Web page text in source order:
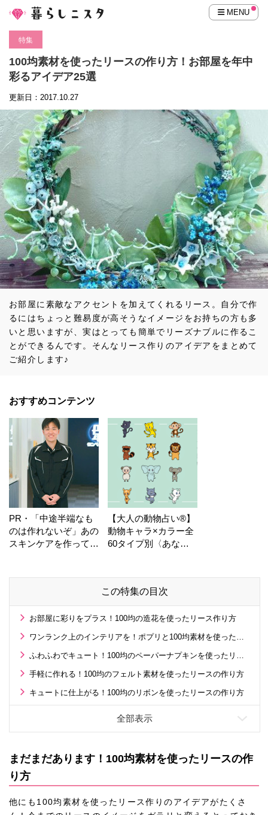
MENU
特集
100均素材を使ったリースの作り方！お部屋を年中
彩るアイデア25選
更新日：2017.10.27
お部屋に素敵なアクセントを加えてくれるリース。自分で作
るにはちょっと難易度が高そうなイメージをお持ちの方も多
いと思いますが、実はとっても簡単でリーズナブルに作るこ
とができるんです。そんなリース作りのアイデアをまとめて
ご紹介します♪
おすすめコンテンツ
PR・「中途半端なも
のは作れないぞ」あの
スキンケアを作ってい
【大人の動物占い®】
動物キャラ×カラー全
60タイプ別〈あなた
この特集の目次
お部屋に彩りをプラス！100均の造花を使ったリース作り方
ワンランク上のインテリアを！ポプリと100均素材を使ったリースの作り方
ふわふわでキュート！100均のペーパーナプキンを使ったリースの作り方
手軽に作れる！100均のフェルト素材を使ったリースの作り方
キュートに仕上がる！100均のリボンを使ったリースの作り方
まだまだあります！100均素材を使ったリースの作
り方
他にも100均素材を使ったリース作りのアイデアがたくさ